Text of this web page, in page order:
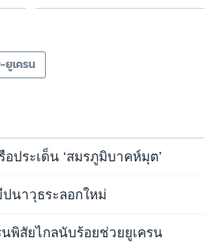
ยูเครน
อประเด็น ‘สมรภูมิบาคห์มุต’
นาวุธระลอกใหม่
พิสัยไกลนับร้อยช่วยยูเครน